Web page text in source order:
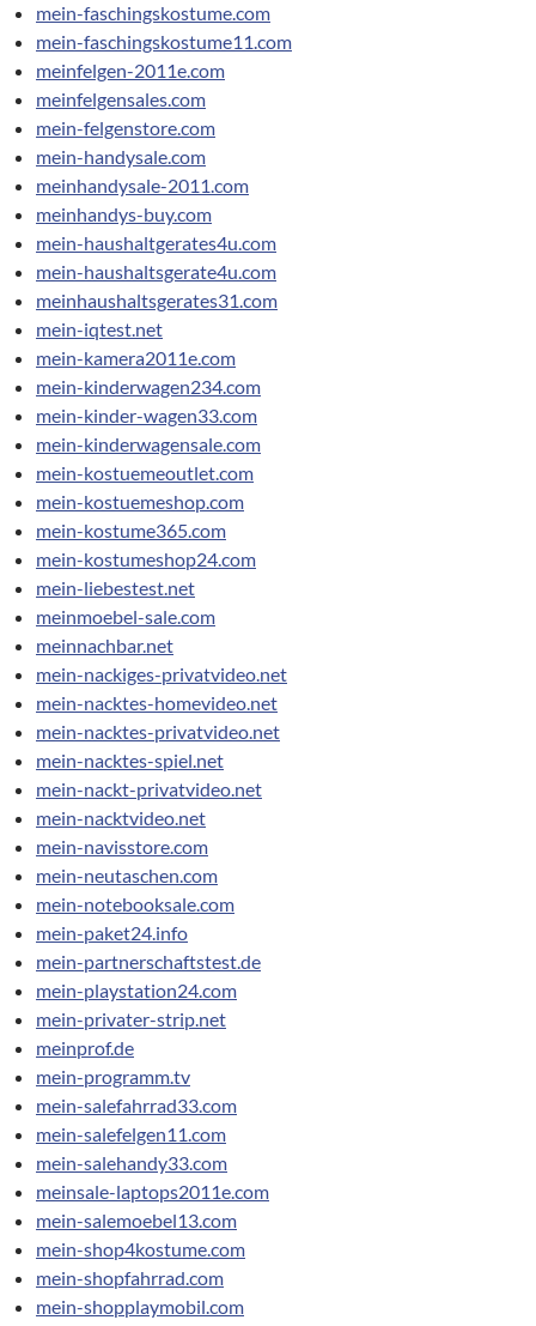
mein-faschingskostume.com
mein-faschingskostume11.com
meinfelgen-2011e.com
meinfelgensales.com
mein-felgenstore.com
mein-handysale.com
meinhandysale-2011.com
meinhandys-buy.com
mein-haushaltgerates4u.com
mein-haushaltsgerate4u.com
meinhaushaltsgerates31.com
mein-iqtest.net
mein-kamera2011e.com
mein-kinderwagen234.com
mein-kinder-wagen33.com
mein-kinderwagensale.com
mein-kostuemeoutlet.com
mein-kostuemeshop.com
mein-kostume365.com
mein-kostumeshop24.com
mein-liebestest.net
meinmoebel-sale.com
meinnachbar.net
mein-nackiges-privatvideo.net
mein-nacktes-homevideo.net
mein-nacktes-privatvideo.net
mein-nacktes-spiel.net
mein-nackt-privatvideo.net
mein-nacktvideo.net
mein-navisstore.com
mein-neutaschen.com
mein-notebooksale.com
mein-paket24.info
mein-partnerschaftstest.de
mein-playstation24.com
mein-privater-strip.net
meinprof.de
mein-programm.tv
mein-salefahrrad33.com
mein-salefelgen11.com
mein-salehandy33.com
meinsale-laptops2011e.com
mein-salemoebel13.com
mein-shop4kostume.com
mein-shopfahrrad.com
mein-shopplaymobil.com